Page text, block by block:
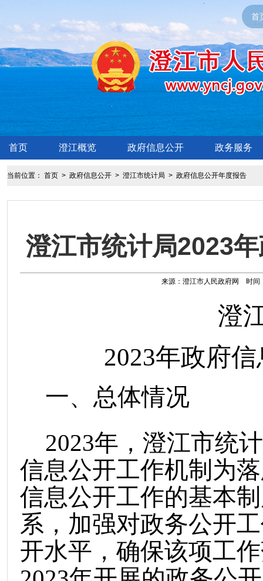
首
首页 澄江概览 政府信息公开 政务服务
当前位置： 首页> 政府信息公开> 澄江市统计局 > 政府信息公开年度报告
澄江市统计局2023
来源：澄江市人民政府网 时间
澄
2023年政府
一、总体情况
2023年，澄江市统
信息公开工作机制为
信息公开工作的基本
系，加强对政务公开
开水平，确保该项工